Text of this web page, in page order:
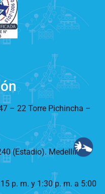
– 22 Torre Pichincha –
(Estadio). Medellín –
p. m. y 1:30 p. m. a 5:00